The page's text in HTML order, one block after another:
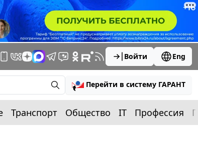
Войти Eng
Перейти в систему ГАРАНТ
Транспорт Общество IT Профессия